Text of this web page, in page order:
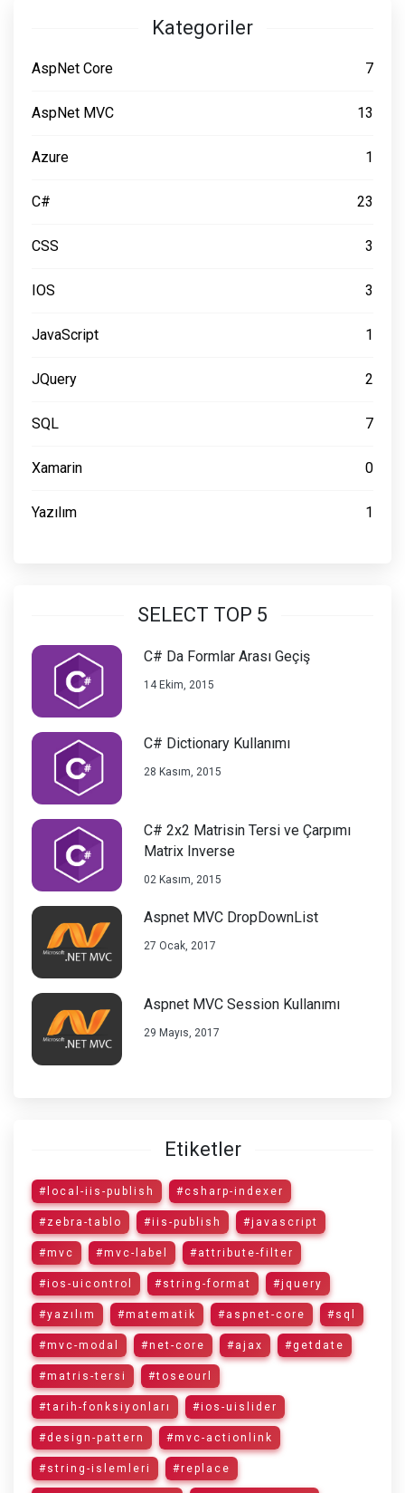
Kategoriler
AspNet Core 7
AspNet MVC 13
Azure 1
C# 23
CSS 3
IOS 3
JavaScript 1
JQuery 2
SQL 7
Xamarin 0
Yazılım 1
SELECT TOP 5
C# Da Formlar Arası Geçiş
14 Ekim, 2015
C# Dictionary Kullanımı
28 Kasım, 2015
C# 2x2 Matrisin Tersi ve Çarpımı
Matrix Inverse
02 Kasım, 2015
Aspnet MVC DropDownList
27 Ocak, 2017
Aspnet MVC Session Kullanımı
29 Mayıs, 2017
Etiketler
#local-iis-publish #csharp-indexer
#zebra-tablo #iis-publish #javascript
#mvc #mvc-label #attribute-filter
#ios-uicontrol #string-format #jquery
#yazılım #matematik #aspnet-core #sql
#mvc-modal #net-core #ajax #getdate
#matris-tersi #toseourl
#tarih-fonksiyonları #ios-uislider
#design-pattern #mvc-actionlink
#string-islemleri #replace